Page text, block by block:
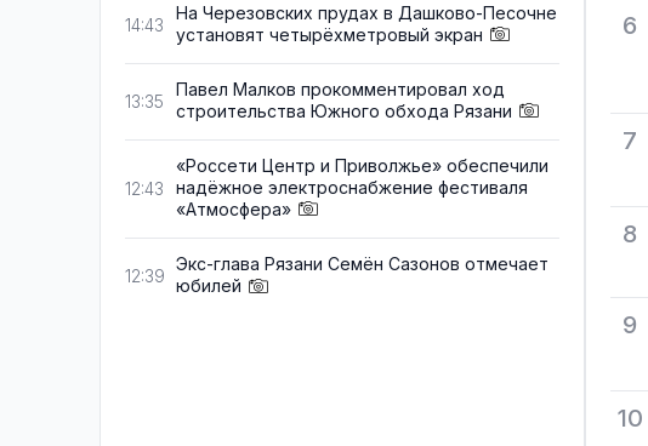
14:43
На Черезовских прудах в Дашково-Песочне
установят четырёхметровый экран
13:35
Павел Малков прокомментировал ход
строительства Южного обхода Рязани
12:43
«Россети Центр и Приволжье» обеспечили
надёжное электроснабжение фестиваля
«Атмосфера»
12:39
Экс-глава Рязани Семён Сазонов отмечает
юбилей
6
7
8
9
10